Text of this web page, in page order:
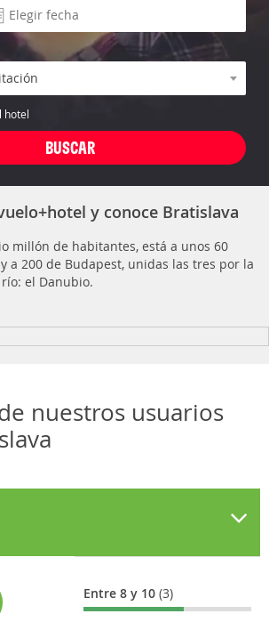
hotel
y conoce Bratislava
millón de habitantes, está a unos 60
a 200 de Budapest, unidas las tres por la
el Danubio.
nuestros usuarios
Entre 8 y 10(3)